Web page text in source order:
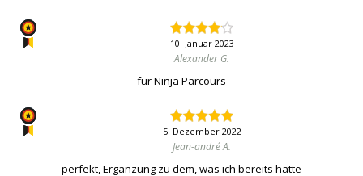
10. Januar 2023
Alexander G.
für Ninja Parcours
5. Dezember 2022
Jean-andré A.
perfekt, Ergänzung zu dem, was ich bereits hatte